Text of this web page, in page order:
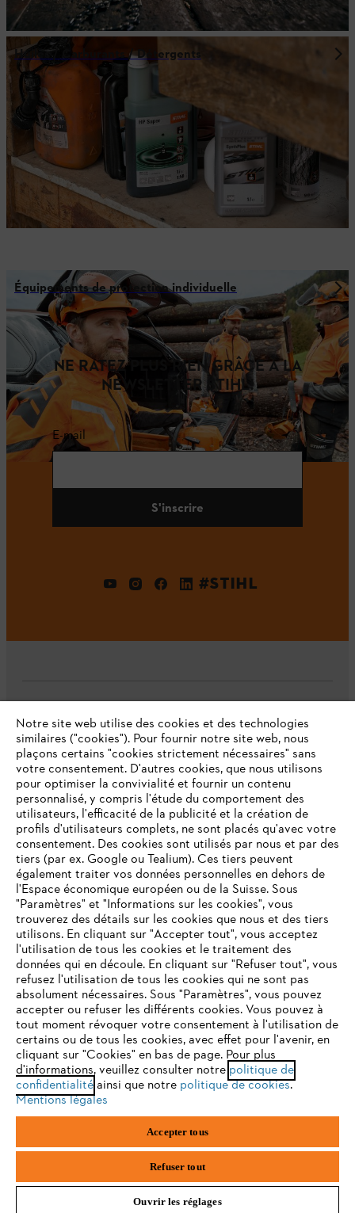
Huiles / Carburants / Détergents
Équipements de protection individuelle
NE RATEZ PLUS RIEN GRÂCE À LA
NEWSLETTER STIHL!
E-mail
S'inscrire
#STIHL
L'Entreprise
Questions fréquentes
Service
Politique de protection des données
Mentions légales Cookies
Informations juridiques
STIHL VERTRIEBS AG, 8617 Mönchaltorf
VOTRE NAVIGATEUR INTERNET
N'EST PLUS PRIS EN CHARGE
Vous utilisez un navigateur Internet que nous ne prenons plus
en charge, et certaines fonctionnalités de notre site ne
peuvent fonctionner correctement. Pour une utilisation
optimale de notre site, nous vous recommandons de passer à
l'un des navigateurs suivants :
firefox chrome
Notre site web utilise des cookies et des technologies
similaires ("cookies"). Pour fournir notre site web, nous
plaçons certains "cookies strictement nécessaires" sans
votre consentement. D'autres cookies, que nous utilisons
pour optimiser la convivialité et fournir un contenu
personnalisé, y compris l'étude du comportement des
utilisateurs, l'efficacité de la publicité et la création de
profils d'utilisateurs complets, ne sont placés qu'avec votre
consentement. Des cookies sont utilisés par nous et par des
tiers (par ex. Google ou Tealium). Ces tiers peuvent
également traiter vos données personnelles en dehors de
l'Espace économique européen ou de la Suisse. Sous
"Paramètres" et "Informations sur les cookies", vous
trouverez des détails sur les cookies que nous et des tiers
utilisons. En cliquant sur "Accepter tout", vous acceptez
l'utilisation de tous les cookies et le traitement des
données qui en découle. En cliquant sur "Refuser tout", vous
refusez l'utilisation de tous les cookies qui ne sont pas
absolument nécessaires. Sous "Paramètres", vous pouvez
accepter ou refuser les différents cookies. Vous pouvez à
tout moment révoquer votre consentement à l'utilisation de
certains ou de tous les cookies, avec effet pour l'avenir, en
cliquant sur "Cookies" en bas de page. Pour plus
d'informations, veuillez consulter notre politique de
confidentialitéainsi que notre politique de cookies.
Mentions légales
Accepter tous
Refuser tout
Ouvrir les réglages